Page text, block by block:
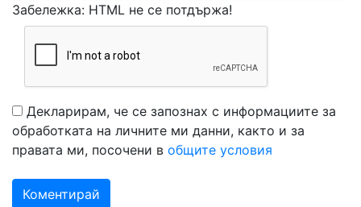
Забележка: HTML не се потдържа!
Декларирам, че се запознах с информациите за
обработката на личните ми данни, както и за
правата ми, посочени в общите условия
Коментирай